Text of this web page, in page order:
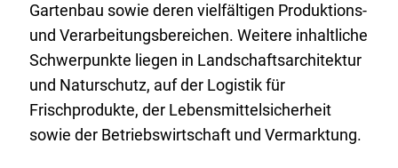
Gartenbau sowie deren vielfältigen Produktions-
und Verarbeitungsbereichen. Weitere inhaltliche
Schwerpunkte liegen in Landschaftsarchitektur
und Naturschutz, auf der Logistik für
Frischprodukte, der Lebensmittelsicherheit
sowie der Betriebswirtschaft und Vermarktung.